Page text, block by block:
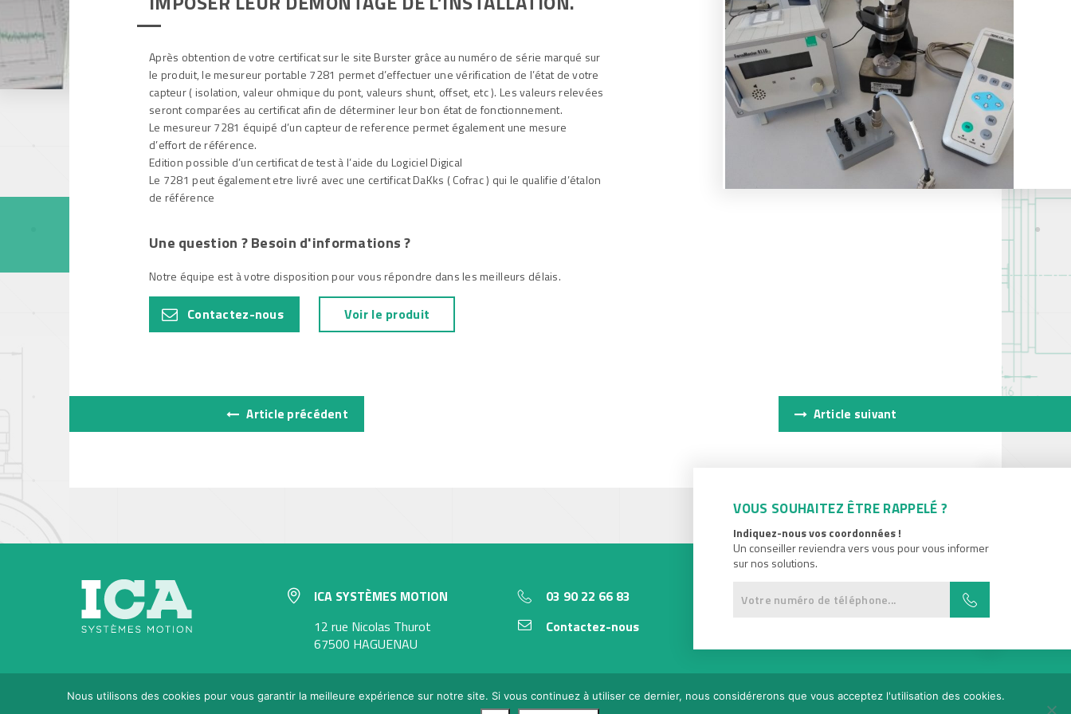
Papeterie
Offshore, Marine, Oil and
Gaz
Après obtention de votre certificat sur le site Burster grâce au numéro de série marqué sur
le produit, le mesureur portable 7281 permet d’effectuer une vérification de l’état de votre
capteur ( isolation, valeur ohmique du pont, valeurs shunt, offset, etc ). Les valeurs relevées
seront comparées au certificat afin de déterminer leur bon état de fonctionnement.
Le mesureur 7281 équipé d’un capteur de reference permet également une mesure
d’effort de référence.
Edition possible d’un certificat de test à l’aide du Logiciel Digical
Le 7281 peut également etre livré avec une certificat DaKks ( Cofrac ) qui le qualifie d’étalon
de référence
Une question ? Besoin d'informations ?
Notre équipe est à votre disposition pour vous répondre dans les meilleurs délais.
Contactez-nous Voir le produit
Article précédent Article suivant
VOUS SOUHAITEZ ÊTRE RAPPELÉ ?
Indiquez-nous vos coordonnées !
Un conseiller reviendra vers vous pour vous informer
sur nos solutions.
ICA SYSTÈMES MOTION
12 rue Nicolas Thurot
67500 HAGUENAU
03 90 22 66 83
Contactez-nous
ICA Systèmes Motion tous droits
Mentions légales CGV Index des produits Réalisation Adeliom
Nous utilisons des cookies pour vous garantir la meilleure expérience sur notre site. Si vous continuez à utiliser ce dernier, nous considérerons que vous acceptez l'utilisation des cookies.